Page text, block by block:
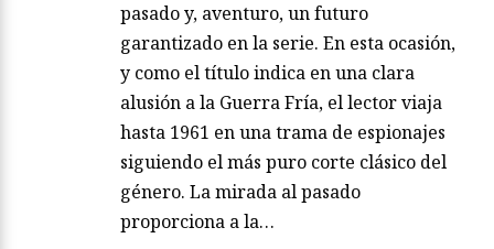
pasado y, aventuro, un futuro
garantizado en la serie. En esta ocasión,
y como el título indica en una clara
alusión a la Guerra Fría, el lector viaja
hasta 1961 en una trama de espionajes
siguiendo el más puro corte clásico del
género. La mirada al pasado
proporciona a la…